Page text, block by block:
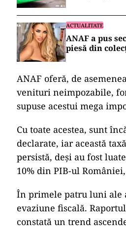
ACTUALITATE
ANAF a pus
piesă din
ANAF oferă, de
venituri neimpozabile,
supuse acestui mega
Cu toate acestea, sunt
declarate, iar această
persistă, deși au fost
10% din PIB-ul
În primele patru luni ale
evaziune fiscală.
constată un trend